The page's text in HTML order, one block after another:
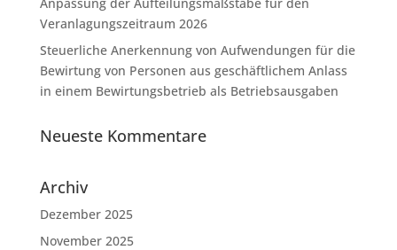
Veranlagungszeitraum 2026
Steuerliche Anerkennung von Aufwendungen für die
Bewirtung von Personen aus geschäftlichem Anlass
in einem Bewirtungsbetrieb als Betriebsausgaben
Neueste Kommentare
Archiv
Dezember 2025
November 2025